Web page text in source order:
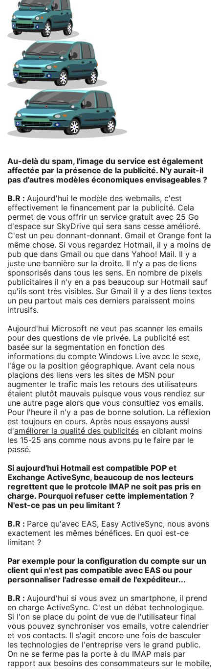
Au-delà du spam, l'image du service est également
affectée par la présence de la publicité. N'y aurait-il
pas d'autres modèles économiques envisageables ?
B.R : Aujourd'hui le modèle des webmails, c'est
effectivement le financement par la publicité. Cela
permet de vous offrir un service gratuit avec 25 Go
d'espace sur SkyDrive qui sera sans cesse amélioré.
C'est un peu donnant-donnant. Gmail et Orange font la
même chose. Si vous regardez Hotmail, il y a moins de
pub que dans Gmail ou que dans Yahoo! Mail. Il y a
juste une bannière sur la droite. Il n'y a pas de liens
sponsorisés dans tous les sens. En nombre de pixels
publicitaires il n'y en a pas beaucoup sur Hotmail sauf
qu'ils sont très visibles. Sur Gmail il y a des liens textes
un peu partout mais ces derniers paraissent moins
intrusifs.
Aujourd'hui Microsoft ne veut pas scanner les emails
pour des questions de vie privée. La publicité est
basée sur la segmentation en fonction des
informations du compte Windows Live avec le sexe,
l'âge ou la position géographique. Avant cela nous
plaçions des liens vers les sites de MSN pour
augmenter le trafic mais les retours des utilisateurs
étaient plutôt mauvais puisque vous vous rendiez sur
une autre page alors que vous consultiez vos emails.
Pour l'heure il n'y a pas de bonne solution. La réflexion
est toujours en cours. Après nous essayons aussi
d'améliorer la qualité des publicités en ciblant moins
les 15-25 ans comme nous avons pu le faire par le
passé.
Si aujourd'hui Hotmail est compatible POP et
Exchange ActiveSync, beaucoup de nos lecteurs
regrettent que le protcole IMAP ne soit pas pris en
charge. Pourquoi refuser cette implementation ?
N'est-ce pas un peu limitant ?
B.R : Parce qu'avec EAS, Easy ActiveSync, nous avons
exactement les mêmes bénéfices. En quoi est-ce
limitant ?
Par exemple pour la configuration du compte sur un
client qui n'est pas compatible avec EAS ou pour
personnaliser l'adresse email de l'expéditeur...
B.R : Aujourd'hui si vous avez un smartphone, il prend
en charge ActiveSync. C'est un débat technologique.
Si l'on se place du point de vue de l'utilisateur final
vous pouvez synchroniser vos emails, votre calendrier
et vos contacts. Il s'agit encore une fois de basculer
les technologies de l'entreprise vers le grand public.
On ne se ferme pas la porte à du IMAP mais par
rapport aux besoins des consommateurs sur le mobile,